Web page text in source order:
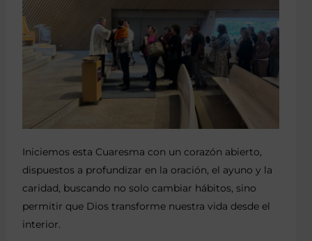
Iniciemos esta Cuaresma con un corazón abierto,
dispuestos a profundizar en la oración, el ayuno y la
caridad, buscando no solo cambiar hábitos, sino
permitir que Dios transforme nuestra vida desde el
interior.